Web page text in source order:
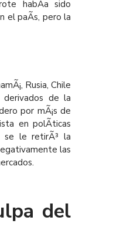
habÃ­a sido
el paÃ­s, pero la
Rusia, Chile
de la
por mÃ¡s de
en polÃ­ticas
se le retirÃ³ la
las
del